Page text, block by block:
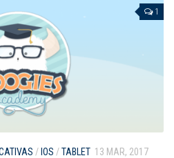
1
/ IOS /TABLET 13 MAR, 2017